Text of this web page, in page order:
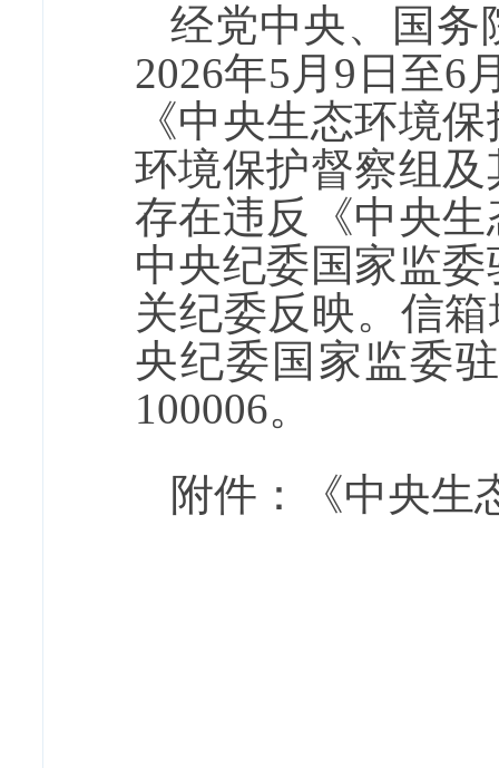
经党中央、国务
2026年5月9日至6
《中央生态环境
环境保护督察组
存在违反《中央
中央纪委国家监
关纪委反映。信
央纪委国家监委
100006。
附件：《中央生